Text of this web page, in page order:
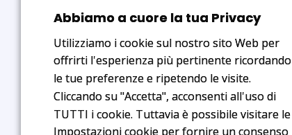
Tel: +378 0549 911 395
Fax: +378 0549 957 013
info@medicalage.sm
www.medicalage.sm
Abbiamo a cuore la tua Privacy
Utilizziamo i cookie sul nostro sito Web per
offrirti l'esperienza più pertinente ricordando
le tue preferenze e ripetendo le visite.
Cliccando su "Accetta", acconsenti all'uso di
TUTTI i cookie. Tuttavia è possibile visitare le
Impostazioni cookie per fornire un consenso